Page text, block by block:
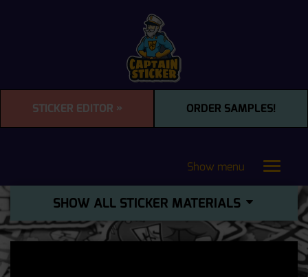
STICKER EDITOR » ORDER SAMPLES!
Toggle
Show menu
SHOW ALL STICKER MATERIALS